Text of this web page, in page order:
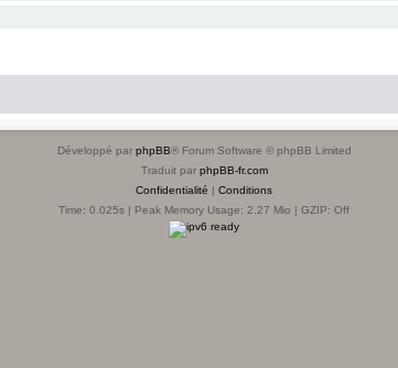
Développé par phpBB® Forum Software © phpBB Limited
Traduit par phpBB-fr.com
Confidentialité | Conditions
Time: 0.025s | Peak Memory Usage: 2.27 Mio | GZIP: Off